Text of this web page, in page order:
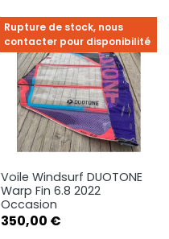
Voile Windsurf DUOTONE
Warp Fin 6.8 2022
Occasion
Prix
350,00 €
Rupture de stock, nous
contacter pour disponibilité